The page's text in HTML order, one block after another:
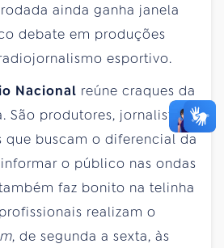
ainda ganha janela
debate em produções
esportivo.
Nacional reúne craques da
São produtores, jornalistas
que buscam o diferencial da
o público nas ondas
faz bonito na telinha
realizam o
, de segunda a sexta, às